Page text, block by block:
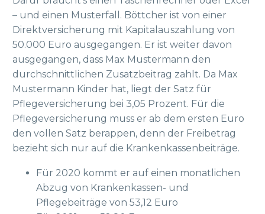
– und einen Musterfall. Böttcher ist von einer
Direktversicherung mit Kapitalauszahlung von
50.000 Euro ausgegangen. Er ist weiter davon
ausgegangen, dass Max Mustermann den
durchschnittlichen Zusatzbeitrag zahlt. Da Max
Mustermann Kinder hat, liegt der Satz für
Pflegeversicherung bei 3,05 Prozent. Für die
Pflegeversicherung muss er ab dem ersten Euro
den vollen Satz berappen, denn der Freibetrag
bezieht sich nur auf die Krankenkassenbeiträge.
Für 2020 kommt er auf einen monatlichen
Abzug von Krankenkassen- und
Pflegebeiträge von 53,12 Euro